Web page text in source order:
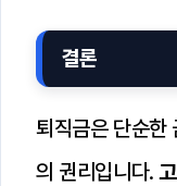
결론
퇴직금은 단순한
의 권리입니다.